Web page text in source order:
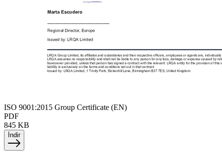
ISO 9001:2015 Group Certificate (EN)
PDF
845 KB
İndir